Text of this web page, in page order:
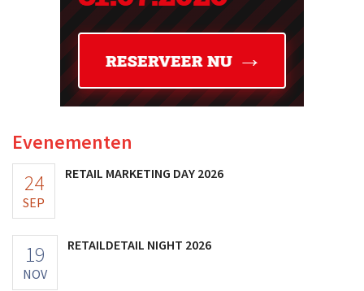
Evenementen
24
SEP
RETAIL MARKETING DAY 2026
19
NOV
RETAILDETAIL NIGHT 2026